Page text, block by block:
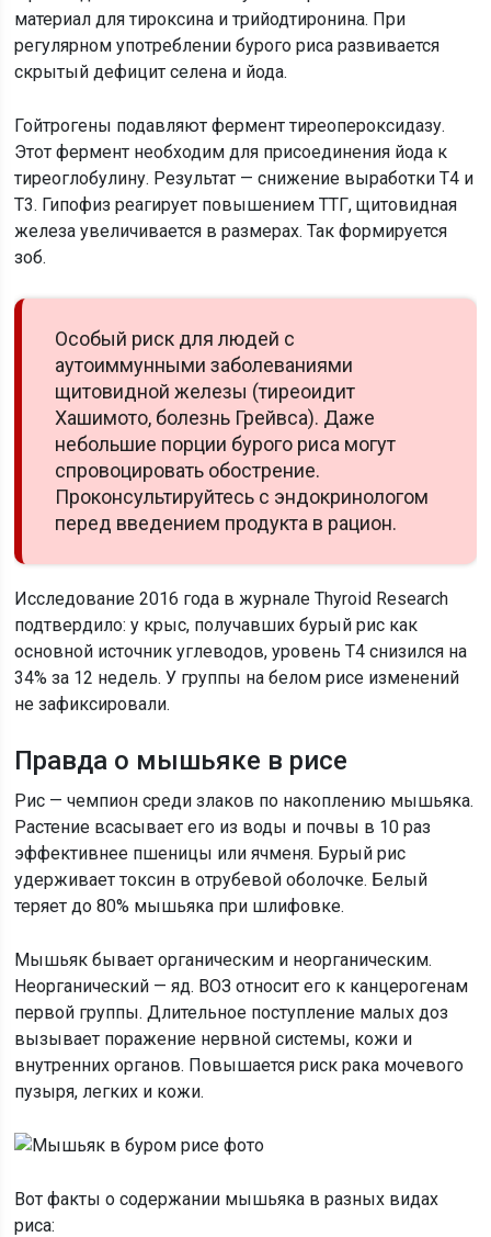
материал для тироксина и трийодтиронина. При
регулярном употреблении бурого риса развивается
скрытый дефицит селена и йода.
Гойтрогены подавляют фермент тиреопероксидазу.
Этот фермент необходим для присоединения йода к
тиреоглобулину. Результат — снижение выработки Т4 и
Т3. Гипофиз реагирует повышением ТТГ, щитовидная
железа увеличивается в размерах. Так формируется
зоб.
Особый риск для людей с
аутоиммунными заболеваниями
щитовидной железы (тиреоидит
Хашимото, болезнь Грейвса). Даже
небольшие порции бурого риса могут
спровоцировать обострение.
Проконсультируйтесь с эндокринологом
перед введением продукта в рацион.
Исследование 2016 года в журнале Thyroid Research
подтвердило: у крыс, получавших бурый рис как
основной источник углеводов, уровень Т4 снизился на
34% за 12 недель. У группы на белом рисе изменений
не зафиксировали.
Правда о мышьяке в рисе
Рис — чемпион среди злаков по накоплению мышьяка.
Растение всасывает его из воды и почвы в 10 раз
эффективнее пшеницы или ячменя. Бурый рис
удерживает токсин в отрубевой оболочке. Белый
теряет до 80% мышьяка при шлифовке.
Мышьяк бывает органическим и неорганическим.
Неорганический — яд. ВОЗ относит его к канцерогенам
первой группы. Длительное поступление малых доз
вызывает поражение нервной системы, кожи и
внутренних органов. Повышается риск рака мочевого
пузыря, легких и кожи.
Вот факты о содержании мышьяка в разных видах
риса: